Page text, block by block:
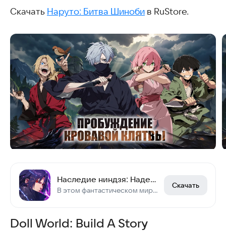
Скачать Наруто: Битва Шиноби в RuStore.
Наследие ниндзя: Надежда
В этом фантастическом мире легенды о ниндзя никогда не угасали.
Скачать
Doll World: Build A Story